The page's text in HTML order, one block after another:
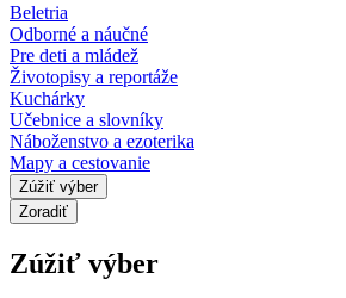
Beletria
Odborné a náučné
Pre deti a mládež
Životopisy a reportáže
Kuchárky
Učebnice a slovníky
Náboženstvo a ezoterika
Mapy a cestovanie
Zúžiť výber
Zoradiť
Zúžiť výber